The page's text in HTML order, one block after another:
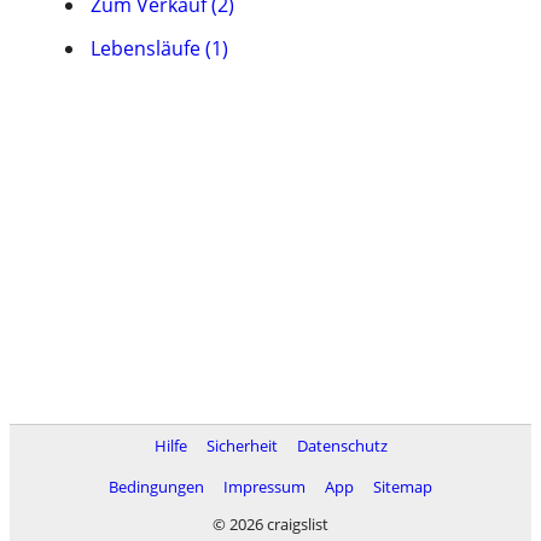
Lebensläufe (1)
Hilfe Sicherheit
Datenschutz
Bedingungen
Impressum App
Sitemap
© 2026 craigslist